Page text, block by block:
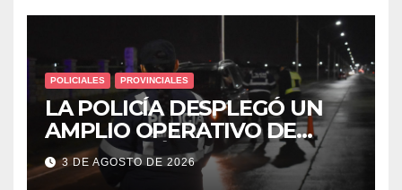
POLICIALES PROVINCIALES
LA POLICÍA DESPLEGÓ UN
AMPLIO OPERATIVO DE
PREVENCIÓN Y CONTROLES
EN TODA LA CIUDAD
3 DE AGOSTO DE 2026